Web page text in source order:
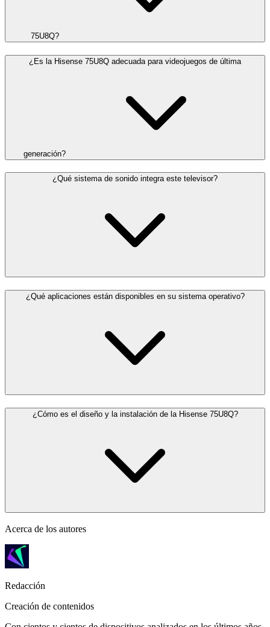
75U8Q?
¿Es la Hisense 75U8Q adecuada para videojuegos de última
generación?
¿Qué sistema de sonido integra este televisor?
¿Qué aplicaciones están disponibles en su sistema operativo?
¿Cómo es el diseño y la instalación de la Hisense 75U8Q?
Acerca de los autores
Redacción
Creación de contenidos